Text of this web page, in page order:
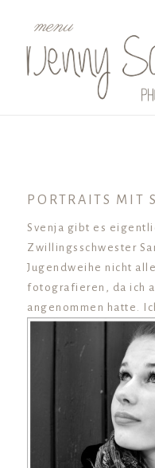
menu
PORTRAITS MIT
Svenja gibt es
Zwillingsschwester
Jugendweihe nicht
fotografieren, da ich
angenommen hatte.